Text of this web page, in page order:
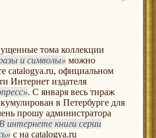
тома коллекции
и символы
можно
catalogya.ru, официальном
Интернет издателя
. С января весь тираж
в Петербурге для
прошу администратора
В интернете книги серии
с на catalogya.ru